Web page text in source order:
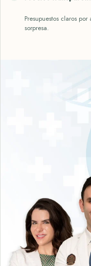
Presupuestos claros
sorpresa.